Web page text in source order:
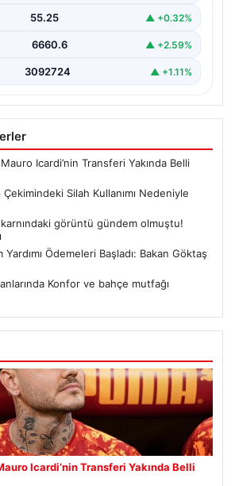
55.25 ▲ +0.32%
6660.6 ▲ +2.59%
3092724 ▲ +1.11%
Icardi’nin Transferi Yakında Belli
Çekimindeki Silah Kullanımı Nedeniyle
karnındaki görüntü gündem olmuştu!
Ödemeleri Başladı: Bakan Göktaş
Konfor ve bahçe mutfağı
Icardi’nin Transferi Yakında Belli